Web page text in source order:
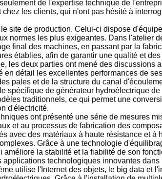
de l'expertise technique de
les clients, qui n'ont pas hésité à
site de production. Celui-ci dispose
normes les plus exigeantes. Dans l'atelier
final des machines, en passant par la
établies, afin de garantir une qualité et
les deux parties ont mené des
en détail les excellentes performances de
pales et de la structure du canal
spécifique de générateur hydroélectrique
traditionnels, ce qui permet une
d'électricité.
ont présenté une série de mesures
et au processus de fabrication des
avec des matériaux à haute résistance et
Grâce à une technologie
améliore la stabilité et la fiabilité de son
applications technologiques innovantes
utilise l'Internet des objets, le big data et